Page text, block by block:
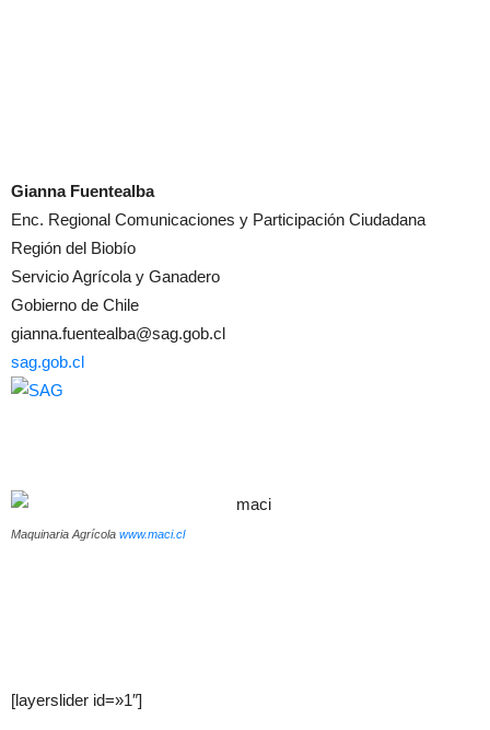
Gianna Fuentealba
Enc. Regional Comunicaciones y Participación Ciudadana
Región del Biobío
Servicio Agrícola y Ganadero
Gobierno de Chile
gianna.fuentealba@sag.gob.cl
sag.gob.cl
Maquinaria Agrícola www.maci.cl
[layerslider id=»1″]